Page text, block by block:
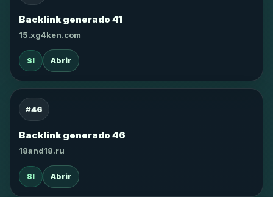
Backlink generado 41
15.xg4ken.com
SI Abrir
#46
Backlink generado 46
18and18.ru
SI Abrir